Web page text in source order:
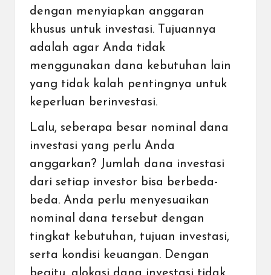
dengan menyiapkan anggaran
khusus untuk investasi. Tujuannya
adalah agar Anda tidak
menggunakan dana kebutuhan lain
yang tidak kalah pentingnya untuk
keperluan berinvestasi.
Lalu, seberapa besar nominal dana
investasi yang perlu Anda
anggarkan? Jumlah dana investasi
dari setiap investor bisa berbeda-
beda. Anda perlu menyesuaikan
nominal dana tersebut dengan
tingkat kebutuhan, tujuan investasi,
serta kondisi keuangan. Dengan